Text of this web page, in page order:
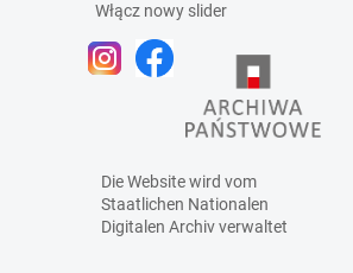
Włącz nowy slider
Die Website wird vom
Staatlichen Nationalen
Digitalen Archivverwaltet